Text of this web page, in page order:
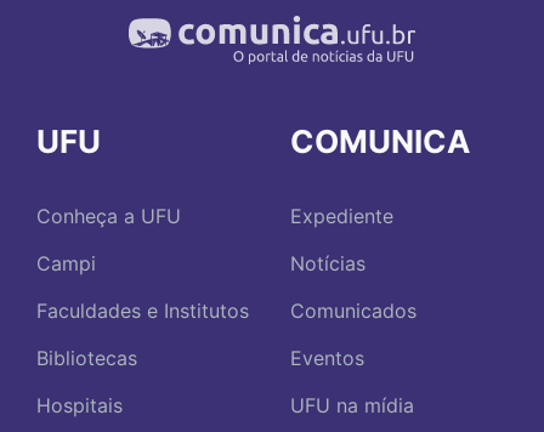
UFU
Conheça a UFU
Campi
Faculdades e Institutos
Bibliotecas
Hospitais
COMUNICA
Expediente
Notícias
Comunicados
Eventos
UFU na mídia